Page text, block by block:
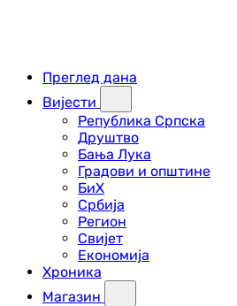
Преглед дана
Вијести
Република Српска
Друштво
Бања Лука
Градови и општине
БиХ
Србија
Регион
Свијет
Економија
Хроника
Магазин